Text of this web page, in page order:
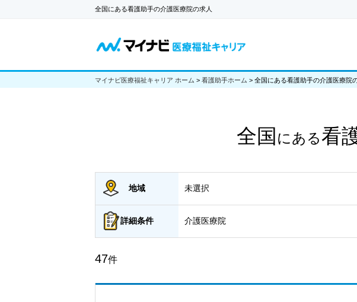
全国にある看護助手の介護医療院の求人
マイナビ医療福祉キャリア ホーム > 看護助手ホーム > 全国にある看護助手の介護医療院
全国 にある看
地域 未選択
詳細条件 介護医療院
47件